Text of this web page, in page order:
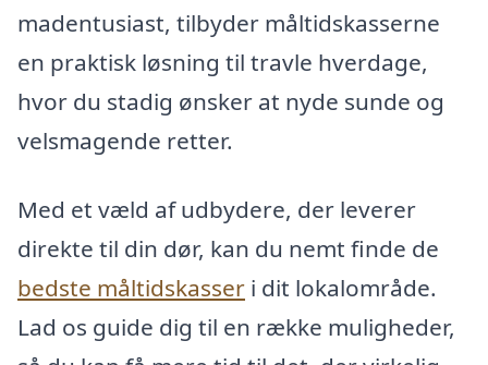
madentusiast, tilbyder måltidskasserne
en praktisk løsning til travle hverdage,
hvor du stadig ønsker at nyde sunde og
velsmagende retter.
Med et væld af udbydere, der leverer
direkte til din dør, kan du nemt finde de
bedste måltidskasser i dit lokalområde.
Lad os guide dig til en række muligheder,